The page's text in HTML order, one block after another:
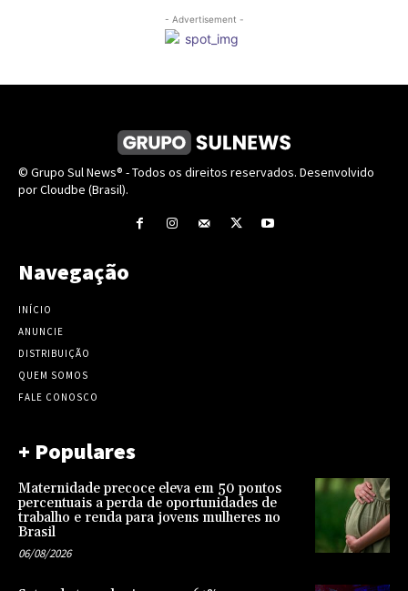
- Advertisement -
© Grupo Sul News® - Todos os direitos reservados. Desenvolvido
por Cloudbe (Brasil).
Navegação
INÍCIO
ANUNCIE
DISTRIBUIÇÃO
QUEM SOMOS
FALE CONOSCO
+ Populares
Maternidade precoce eleva em 50 pontos
percentuais a perda de oportunidades de
trabalho e renda para jovens mulheres no
Brasil
06/08/2026